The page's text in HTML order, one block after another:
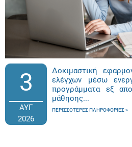
3
ΑΥΓ
2026
Δοκιμαστική
ελέγχων μέσω
προγράμματα εξ
μάθησης...
ΠΕΡΙΣΣΌΤΕΡΕΣ ΠΛΗΡΟΦΟΡΊΕΣ